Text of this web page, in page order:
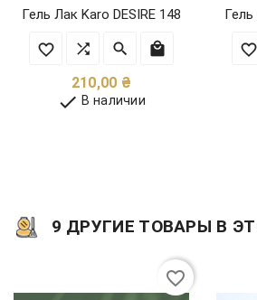
Гель Лак Karo DESIRE 148
210,00 ₴
 В наличии
Гель
9 ДРУГИЕ ТОВАРЫ В
favorite_border